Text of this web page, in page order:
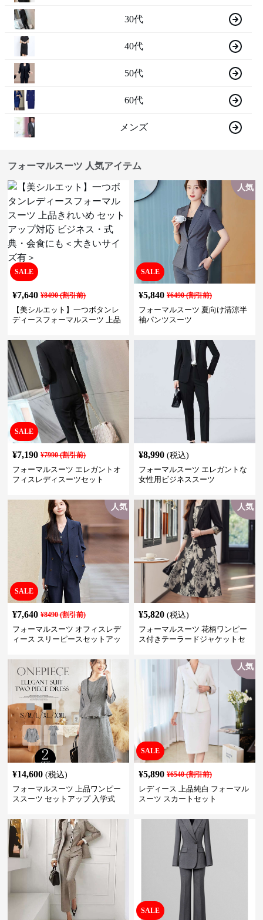
30代
40代
50代
60代
メンズ
フォーマルスーツ 人気アイテム
SALE
¥7,640 ¥8490(割引前)
【美シルエット】一つボタンレ
ディースフォーマルスーツ 上品
ネス・式典・会食にも＜大きい
サイズ有＞
SALE
人気
¥5,840 ¥6490(割引前)
フォーマルスーツ 夏向け清涼半
袖パンツスーツ
SALE
¥7,190 ¥7990(割引前)
フォーマルスーツ エレガントオ
フィスレディスーツセット
¥8,990 (税込)
フォーマルスーツ エレガントな
女性用ビジネススーツ
SALE
人気
¥7,640 ¥8490(割引前)
フォーマルスーツ オフィスレデ
ィース スリーピースセットアッ
人気
¥5,820 (税込)
フォーマルスーツ 花柄ワンピー
ス付きテーラードジャケットセ
¥14,600 (税込)
フォーマルスーツ 上品ワンピー
ススーツ セットアップ 入学式
SALE
人気
¥5,890 ¥6540(割引前)
レディース 上品純白 フォーマル
スーツ スカートセット
SALE